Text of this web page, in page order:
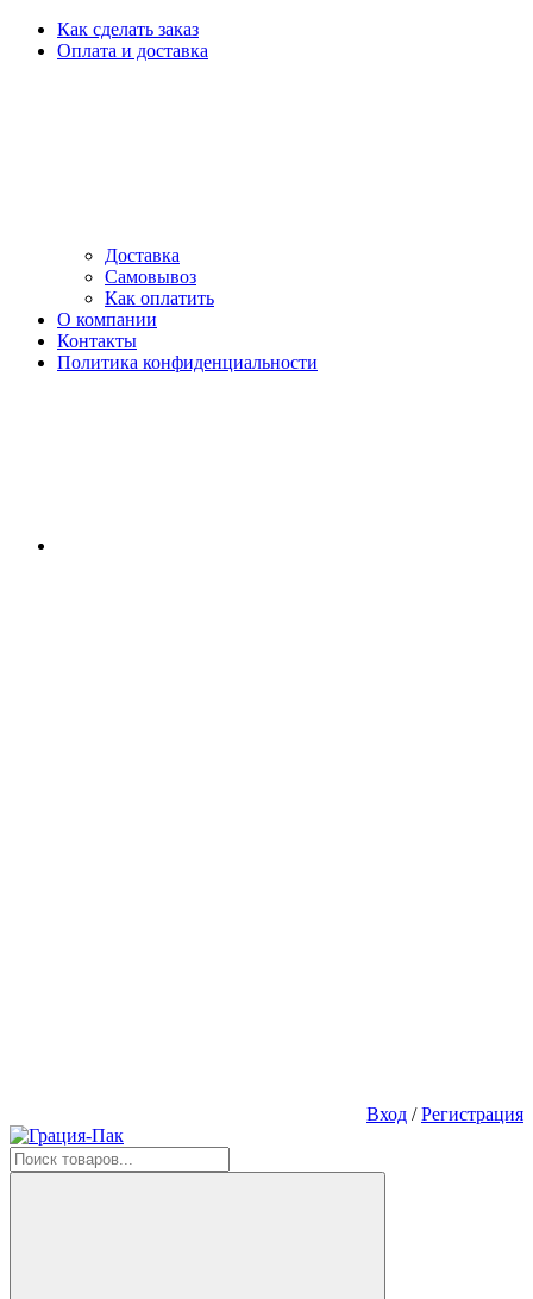
Как сделать заказ
Оплата и доставка
Доставка
Самовывоз
Как оплатить
О компании
Контакты
Политика конфиденциальности
Вход /Регистрация